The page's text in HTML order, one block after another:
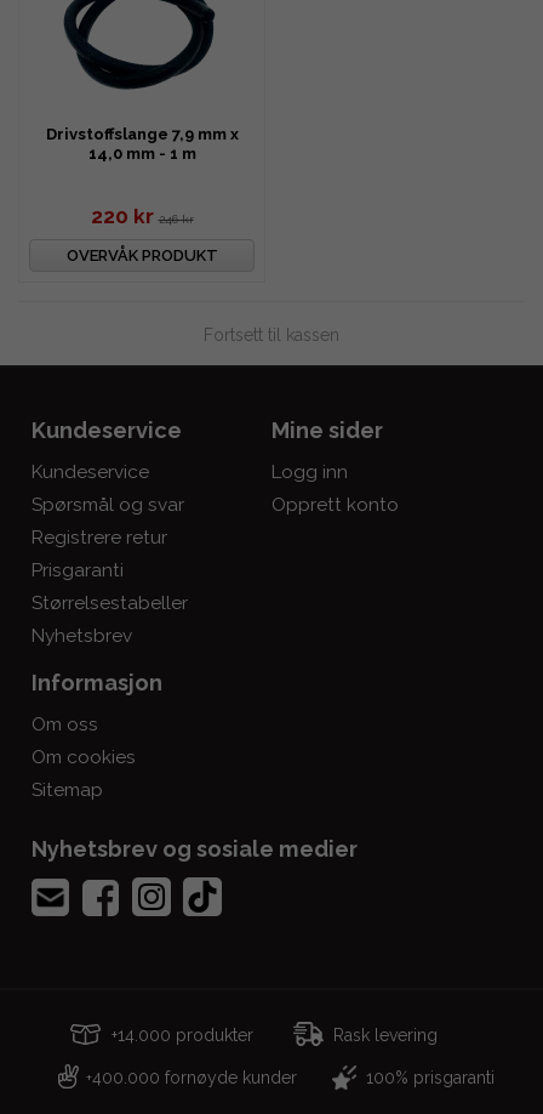
Drivstoffslange 7,9 mm x
14,0 mm - 1 m
220 kr 246 kr
OVERVÅK PRODUKT
Fortsett til kassen
Kundeservice
Kundeservice
Spørsmål og svar
Registrere retur
Prisgaranti
Størrelsestabeller
Nyhetsbrev
Mine sider
Logg inn
Opprett konto
Informasjon
Om oss
Om cookies
Sitemap
Nyhetsbrev og sosiale medier
+14.000 produkter Rask levering
+400.000 fornøyde kunder 100% prisgaranti